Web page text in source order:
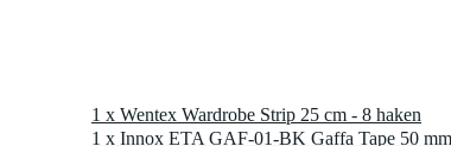
1 x Wentex Wardrobe Strip 25 cm - 8 haken